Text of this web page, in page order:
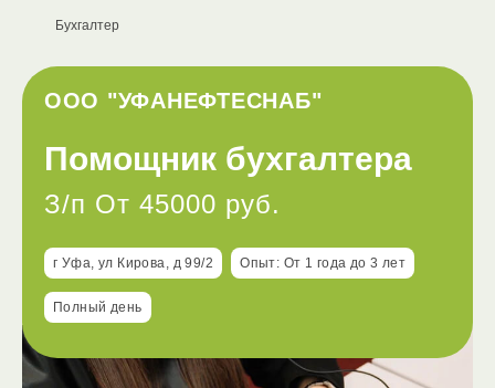
ООО "УФАНЕФТЕСНАБ"
Бухгалтер
Помощник бухгалтера
З/п От 45000 руб.
г Уфа, ул Кирова, д 99/2 Опыт: От 1 года до 3 лет
Полный день